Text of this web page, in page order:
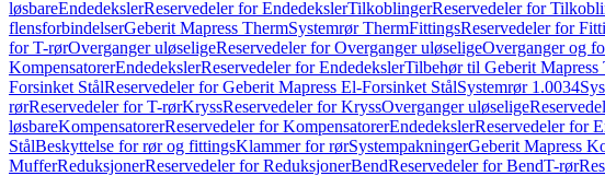
løsbareEndedekslerReservedeler for EndedekslerTilkoblingerReservedeler for
flensforbindelserGeberit Mapress ThermSystemrør ThermFittingsReservedeler for
for T-rørOverganger uløseligeReservedeler for Overganger uløseligeOverganger og
KompensatorerEndedekslerReservedeler for EndedekslerTilbehør til Geberit Mapress
Forsinket StålReservedeler for Geberit Mapress El-Forsinket StålSystemrør 1.0034
rørReservedeler for T-rørKryssReservedeler for KryssOverganger uløselige
løsbareKompensatorerReservedeler for KompensatorerEndedekslerReservedeler for
StålBeskyttelse for rør og fittingsKlammer for rørSystempakningerGeberit Mapress
MufferReduksjonerReservedeler for ReduksjonerBendReservedeler for BendT-rør